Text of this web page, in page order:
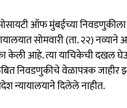
ऑफ मुंबईच्या निवडणुकीला
सोमवारी (ता. २२)
केली आहे. त्या याचिकेची
निवडणुकीचे वेळापत्रक
न्यायालयाने दिलेले नाहीत.